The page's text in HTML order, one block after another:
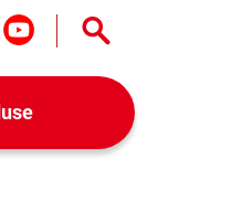
ne facebook
ne twitter
Urmărește-ne